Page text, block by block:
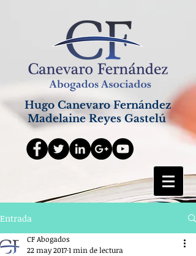
Hugo Canevaro Fernández
Madelaine Reyes Gastelú
Entrada
CF Abogados
22 may 20171 min de lectura